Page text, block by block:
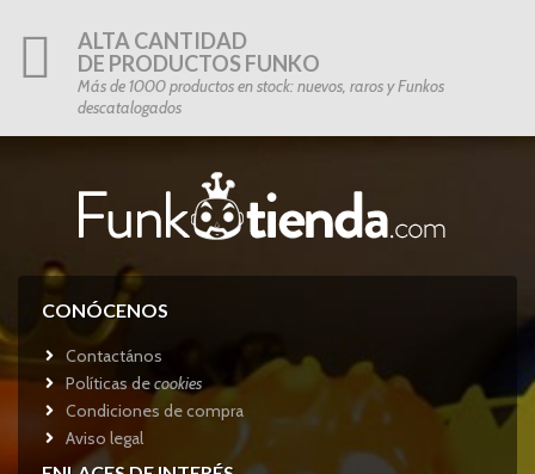
ALTA CANTIDAD
DE PRODUCTOS FUNKO
Más de 1000 productos en stock: nuevos, raros y Funkos
descatalogados
CONÓCENOS
Contactános
Políticas decookies
Condiciones de compra
Aviso legal